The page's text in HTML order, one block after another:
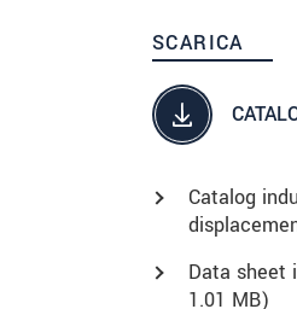
SCARICA
Catalog
Data sheet
1.01 MB)